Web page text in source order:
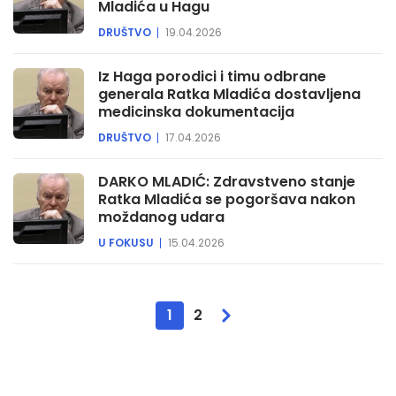
Mladića u Hagu
DRUŠTVO 19.04.2026
Iz Haga porodici i timu odbrane
generala Ratka Mladića dostavljena
medicinska dokumentacija
DRUŠTVO 17.04.2026
DARKO MLADIĆ: Zdravstveno stanje
Ratka Mladića se pogoršava nakon
moždanog udara
U FOKUSU 15.04.2026
1 2